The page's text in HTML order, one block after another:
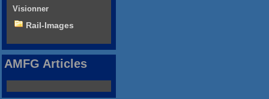
Visionner
Rail-Images
AMFG Articles